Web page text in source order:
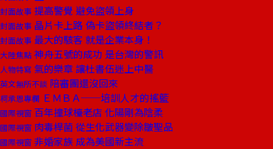
封面故事 提高警覺 避免盜領上身
封面故事 晶片卡上路 偽卡盜領終結者？
封面故事 最大的駭客 就是企業本身！
大陸焦點 神舟五號的成功 是台灣的警訊
人物特寫 氣的樂章 讓杜書伍迷上中醫
英文無所不談 陪審團還沒回來
柯承恩專欄 ＥＭＢＡ──培訓人才的搖籃
國際視窗 百年撞球檯老店 化陽剛為陰柔
國際視窗 肉毒桿菌 從生化武器變除皺聖品
國際視窗 非婚家族 成為美國新主流